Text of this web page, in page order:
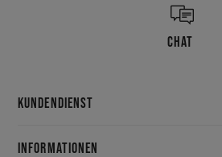
CHAT
KUNDENDIENST
INFORMATIONEN